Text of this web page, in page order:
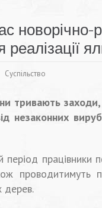
новорічно-
Суспільство
тривають
незаконних
працівники
проводитимуть
дерев.